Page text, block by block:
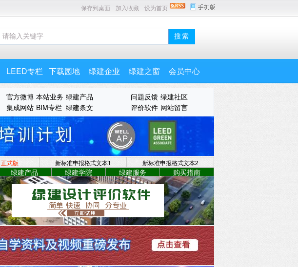
保存到桌面 加入收藏 设为首页
LEED专栏 下载园地 绿建企业 绿建之窗 会员中心
官方微博 本站业务 绿建产品
集成网站 BIM专栏 绿建条文
问题反馈 绿建社区
评价软件 网站留言
正式版 新标准申报格式文本1 新标准申报格式文本2
绿建产品 绿建学院 绿建服务 购买指南